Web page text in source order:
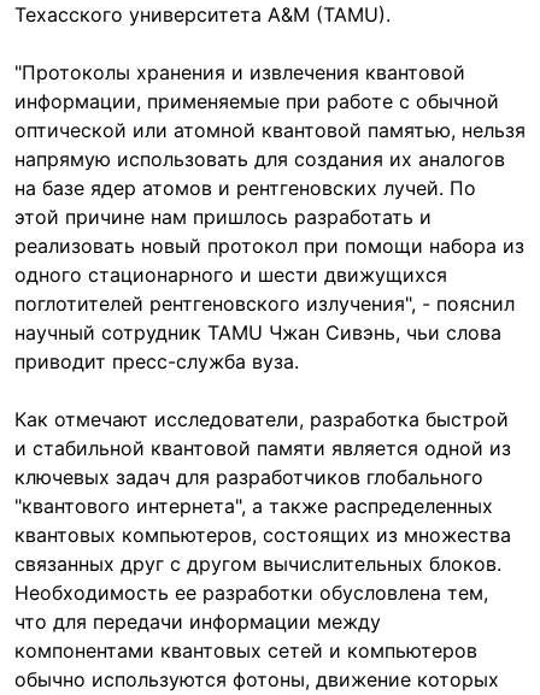
Техасского университета A&M (TAMU).
"Протоколы хранения и извлечения квантовой
информации, применяемые при работе с обычной
оптической или атомной квантовой памятью, нельзя
напрямую использовать для создания их аналогов
на базе ядер атомов и рентгеновских лучей. По
этой причине нам пришлось разработать и
реализовать новый протокол при помощи набора из
одного стационарного и шести движущихся
поглотителей рентгеновского излучения", - пояснил
научный сотрудник TAMU Чжан Сивэнь, чьи слова
приводит пресс-служба вуза.
Как отмечают исследователи, разработка быстрой
и стабильной квантовой памяти является одной из
ключевых задач для разработчиков глобального
"квантового интернета", а также распределенных
квантовых компьютеров, состоящих из множества
связанных друг с другом вычислительных блоков.
Необходимость ее разработки обусловлена тем,
что для передачи информации между
компонентами квантовых сетей и компьютеров
обычно используются фотоны, движение которых